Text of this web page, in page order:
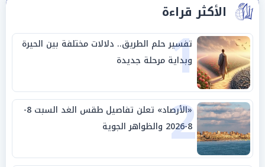
الأكثر قراءة
1
تفسير حلم الطريق.. دلالات مختلفة بين الحيرة
وبداية مرحلة جديدة
2
«الأرصاد» تعلن تفاصيل طقس الغد السبت 8-
8-2026 والظواهر الجوية